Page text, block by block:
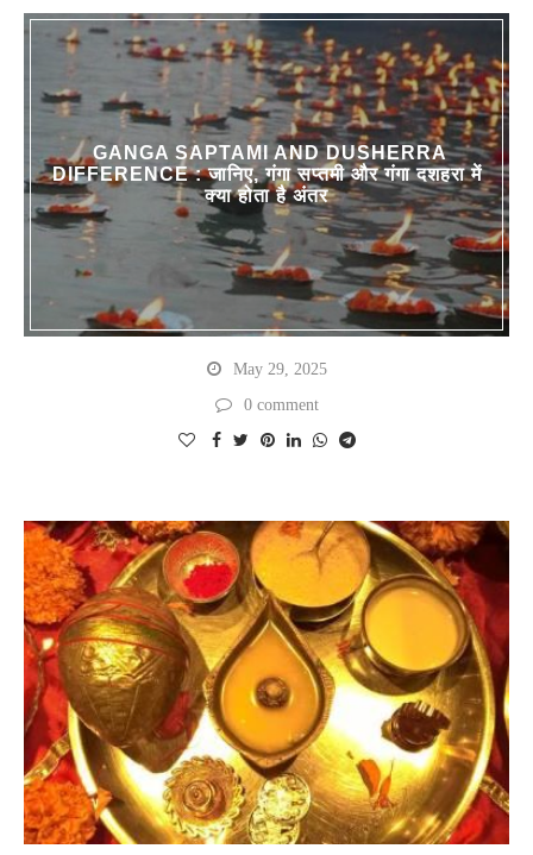
GANGA SAPTAMI AND DUSHERRA
DIFFERENCE : जानिए, गंगा सप्तमी और गंगा दशहरा में
क्या होता है अंतर
May 29, 2025
0 comment